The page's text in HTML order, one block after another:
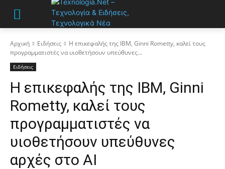
Αρχική Ειδήσεις
Η επικεφαλής της IBM, Ginni Rometty, καλεί τους
προγραμματιστές να υιοθετήσουν υπεύθυνες...
Ειδήσεις
Η επικεφαλής της IBM, Ginni
Rometty, καλεί τους
προγραμματιστές να
υιοθετήσουν υπεύθυνες
αρχές στο AI